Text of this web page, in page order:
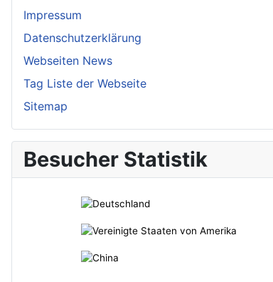
Impressum
Datenschutzerklärung
Webseiten News
Tag Liste der Webseite
Sitemap
Besucher Statistik